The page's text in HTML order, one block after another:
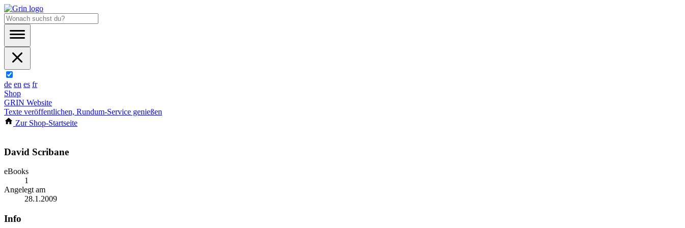
de en es fr
Shop
GRIN Website
Texte veröffentlichen, Rundum-Service genießen
Zur Shop-Startseite
David Scribane
eBooks
1
Angelegt am
28.1.2009
Info